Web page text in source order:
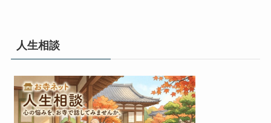
人生相談